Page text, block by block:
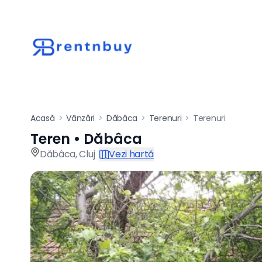
Acasă > Vânzări > Dăbâca > Terenuri > Terenuri
Teren de vânzare
Teren • Dăbâca
Dăbâca,Cluj Vezi hartă